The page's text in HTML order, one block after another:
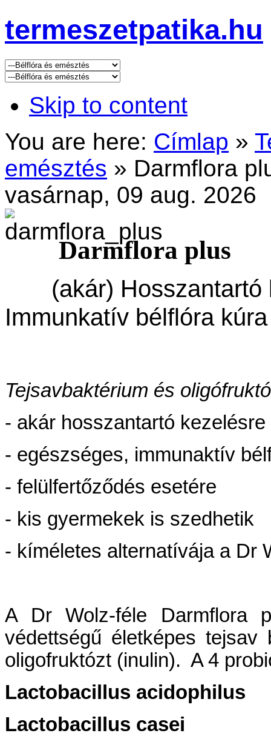
termeszetpatika.hu
Skip to content
You are here: Címlap »
emésztés » Darmflora
vasárnap, 09 aug. 2026
Darmflora plus
(akár)
Immunkatív bélflóra
Tejsavbaktérium és
- akár hosszantartó
- egészséges, immunaktív
- felülfertőződés esetére
- kis gyermekek is szedhetik
- kíméletes alternatívája a Dr
A Dr Wolz-féle Darmflora
védettségű életképes tejsav
oligofruktózt (inulin). A 4
Lactobacillus acidophilus
Lactobacillus casei